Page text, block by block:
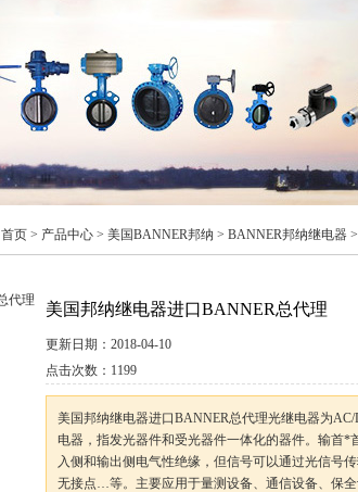
首页 > 产品中心 > 美国BANNER邦纳 > BANNER邦纳继电器
美国邦纳继电器进口BANNER总代理
更新日期： 2018-04-10
点击次数： 1199
美国邦纳继电器进口BANNER总代理光继电器为
电器，指发光器件和受光器件一体化的器件。输首
入侧和输出侧电气性绝缘，但信号可以通过光信号传
无接点…等。主要应用于量测设备、通信设备、保